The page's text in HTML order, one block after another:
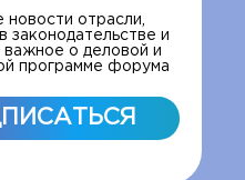
СИЗ.
состоялось
для
безопасности
участие:
новости отрасли,
законодательстве и
важное о деловой и
программе форума